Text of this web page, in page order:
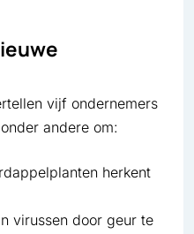
vijf ondernemers
andere om:
herkent
virussen door geur te